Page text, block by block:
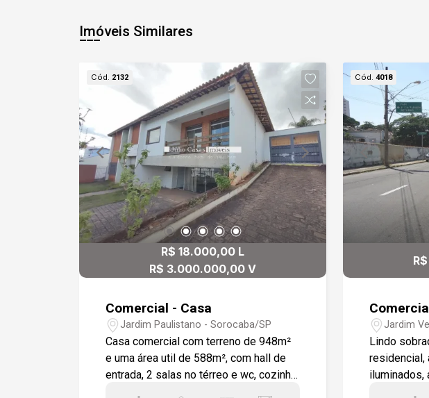
Imóveis Similares
Cód. 2132
R$ 18.000,00 L
R$ 3.000.000,00 V
Comercial - Casa
Jardim Paulistano - Sorocaba/SP
Casa comercial com terreno de 948m²
e uma área util de 588m², com hall de
entrada, 2 salas no térreo e wc, cozinha,
Cód. 4018
Jardim
Lindo
residencial,
iluminados,